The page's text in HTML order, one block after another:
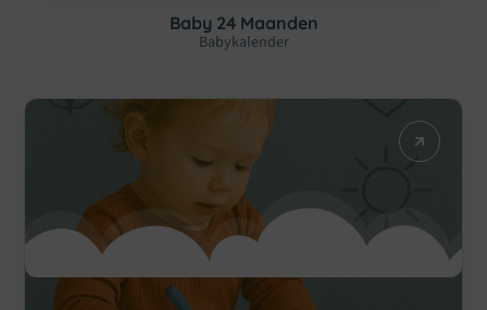
Baby 24 Maanden
Babykalender